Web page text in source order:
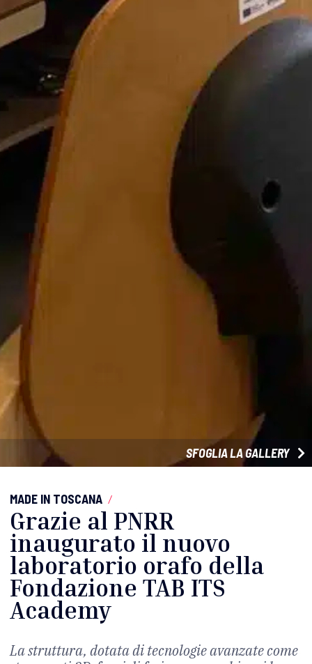
SFOGLIA LA GALLERY
MADE IN TOSCANA /
Grazie al PNRR
inaugurato il nuovo
laboratorio orafo della
Fondazione TAB ITS
Academy
La struttura, dotata di tecnologie avanzate come